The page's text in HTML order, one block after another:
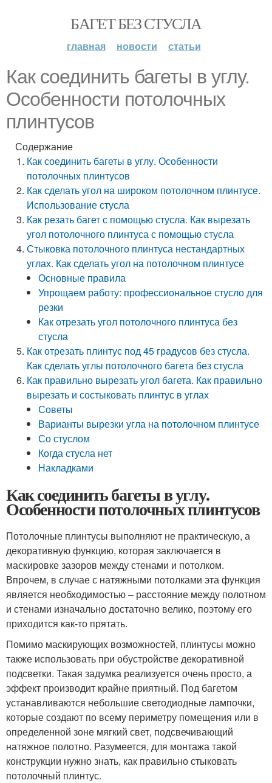
БАГЕТ БЕЗ СТУСЛА
главная новости статьи
Как соединить багеты в углу.
Особенности потолочных
плинтусов
Содержание
Как соединить багеты в углу. Особенности
потолочных плинтусов
Как сделать угол на широком потолочном плинтусе.
Использование стусла
Как резать багет с помощью стусла. Как вырезать
угол потолочного плинтуса с помощью стусла
Стыковка потолочного плинтуса нестандартных
углах. Как сделать угол на потолочном плинтусе
Основные правила
Упрощаем работу: профессиональное стусло для
резки
Как отрезать угол потолочного плинтуса без
стусла
Как отрезать плинтус под 45 градусов без стусла.
Как сделать углы потолочного багета без стусла
Как правильно вырезать угол багета. Как правильно
вырезать и состыковать плинтус в углах
Советы
Варианты вырезки угла на потолочном плинтусе
Со стуслом
Когда стусла нет
Накладками
Как соединить багеты в углу.
Особенности потолочных плинтусов
Потолочные плинтусы выполняют не практическую, а
декоративную функцию, которая заключается в
маскировке зазоров между стенами и потолком.
Впрочем, в случае с натяжными потолками эта функция
является необходимостью – расстояние между полотном
и стенами изначально достаточно велико, поэтому его
приходится как-то прятать.
Помимо маскирующих возможностей, плинтусы можно
также использовать при обустройстве декоративной
подсветки. Такая задумка реализуется очень просто, а
эффект производит крайне приятный. Под багетом
устанавливаются небольшие светодиодные лампочки,
которые создают по всему периметру помещения или в
определенной зоне мягкий свет, подсвечивающий
натяжное полотно. Разумеется, для монтажа такой
конструкции нужно знать, как правильно стыковать
потолочный плинтус.